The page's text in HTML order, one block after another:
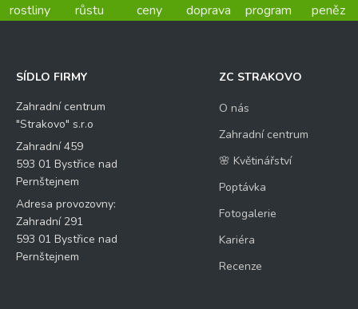
rostliny
růstu
ceny
doprava
program
peněz
SÍDLO FIRMY
Zahradní centrum
"Strakovo" s.r.o
Zahradní 459
593 01 Bystřice nad
Pernštejnem
Adresa provozovny:
Zahradní 291
593 01 Bystřice nad
Pernštejnem
ZC STRAKOVO
O nás
Zahradní centrum
🌸 Květinářství
Poptávka
Fotogalerie
Kariéra
Recenze